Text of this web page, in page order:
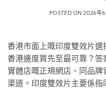
POSTED ON 2026年
香港市面上嘅印度雙效片
香港邊度買先至最可靠？
實體店嘅正規網店、同品
渠道。印度雙效片主要係指